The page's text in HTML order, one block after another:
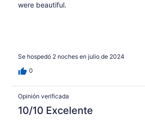
were beautiful.
Se hospedó 2 noches en julio de 2024
0
Opinión verificada
10/10 Excelente